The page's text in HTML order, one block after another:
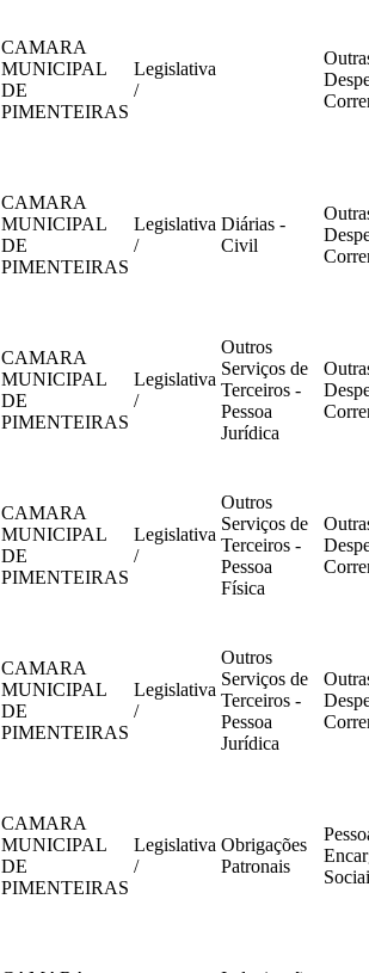
CAMARA
MUNICIPAL
DE
PIMENTEIRAS
Legislativa
/
CAMARA
MUNICIPAL
DE
PIMENTEIRAS
Legislativa
/
Diárias -
Civil
CAMARA
MUNICIPAL
DE
PIMENTEIRAS
Legislativa
/
Outros
Serviços de
Terceiros -
Pessoa
Jurídica
CAMARA
MUNICIPAL
DE
PIMENTEIRAS
Legislativa
/
Outros
Serviços de
Terceiros -
Pessoa
Física
CAMARA
MUNICIPAL
DE
PIMENTEIRAS
Legislativa
/
Outros
Serviços de
Terceiros -
Pessoa
Jurídica
CAMARA
MUNICIPAL
DE
PIMENTEIRAS
Legislativa
/
Obrigações
Patronais